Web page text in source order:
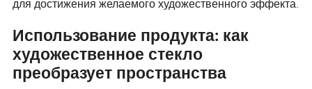
для достижения желаемого художественного эффекта.
Использование продукта: как
художественное стекло
преобразует пространства